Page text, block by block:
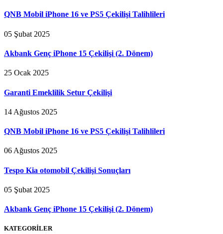
QNB Mobil iPhone 16 ve PS5 Çekilişi Talihlileri
05 Şubat 2025
Akbank Genç iPhone 15 Çekilişi (2. Dönem)
25 Ocak 2025
Garanti Emeklilik Setur Çekilişi
14 Ağustos 2025
QNB Mobil iPhone 16 ve PS5 Çekilişi Talihlileri
06 Ağustos 2025
Tespo Kia otomobil Çekilişi Sonuçları
05 Şubat 2025
Akbank Genç iPhone 15 Çekilişi (2. Dönem)
KATEGORİLER